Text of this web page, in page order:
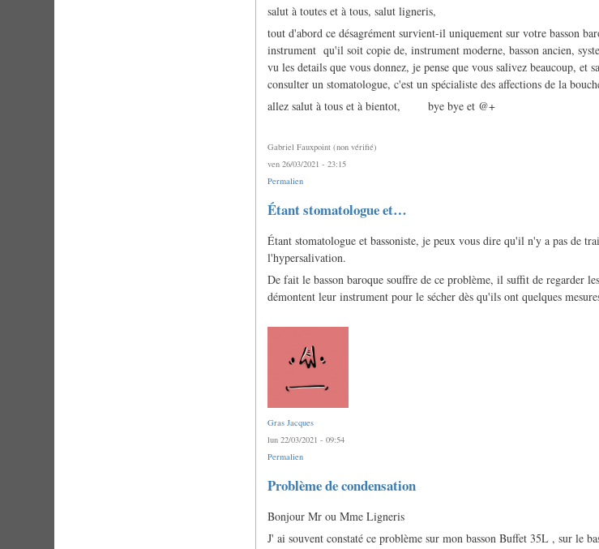
salut à toutes et à tous, salut ligneris,
tout d'abord ce désagrément survient-il uniquement sur votre basson
instrument qu'il soit copie de, instrument moderne, basson ancien,
vu les details que vous donnez, je pense que vous salivez beaucoup, et
consulter un stomatologue, c'est un spécialiste des affections de la
allez salut à tous et à bientot, bye bye et @+
Gabriel Fauxpoint (non vérifié)
ven 26/03/2021 - 23:15
Permalien
En
réponse
problème
de
condensation
par
Étant stomatologue et…
Étant stomatologue et bassoniste, je peux vous dire qu'il n'y a pas de
l'hypersalivation.
De fait le basson baroque souffre de ce problème, il suffit de regarder
démontent leur instrument pour le sécher dès qu'ils ont quelques
Gras Jacques
lun 22/03/2021 - 09:54
Permalien
Problème de condensation
Bonjour Mr ou Mme Ligneris
J' ai souvent constaté ce problème sur mon basson Buffet 35L , sur le